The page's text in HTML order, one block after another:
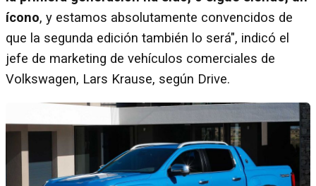
ícono, y estamos absolutamente convencidos de
que la segunda edición también lo será", indicó el
jefe de marketing de vehículos comerciales de
Volkswagen, Lars Krause, según Drive.